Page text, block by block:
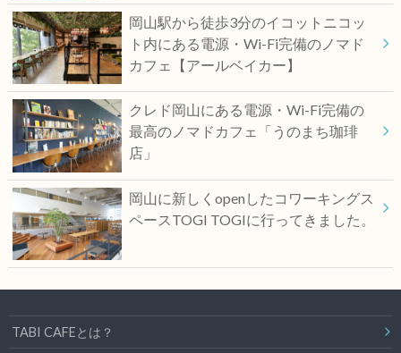
岡山駅から徒歩3分のイコットニコッ
ト内にある電源・Wi-Fi完備のノマド
カフェ【アールベイカー】
クレド岡山にある電源・Wi-Fi完備の
最高のノマドカフェ「うのまち珈琲
店」
岡山に新しくopenしたコワーキングス
ペースTOGI TOGIに行ってきました。
TABI CAFEとは？